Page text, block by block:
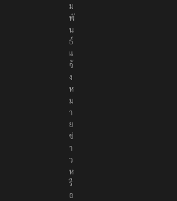
สั
ม
พั
น
ธ์
แ
จ้
ง
ห
ม
า
ย
ข่
า
ว
ห
รื